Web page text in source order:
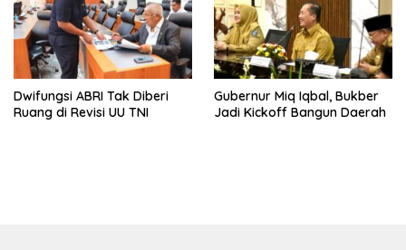
Dwifungsi ABRI Tak Diberi
Ruang di Revisi UU TNI
Gubernur Miq Iqbal, Bukber
Jadi Kickoff Bangun Daerah